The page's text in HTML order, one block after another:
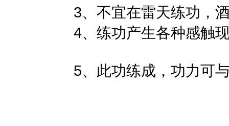
3、不宜在雷天练功，酒
4、练功产生各种感触现
5、此功练成，功力可与